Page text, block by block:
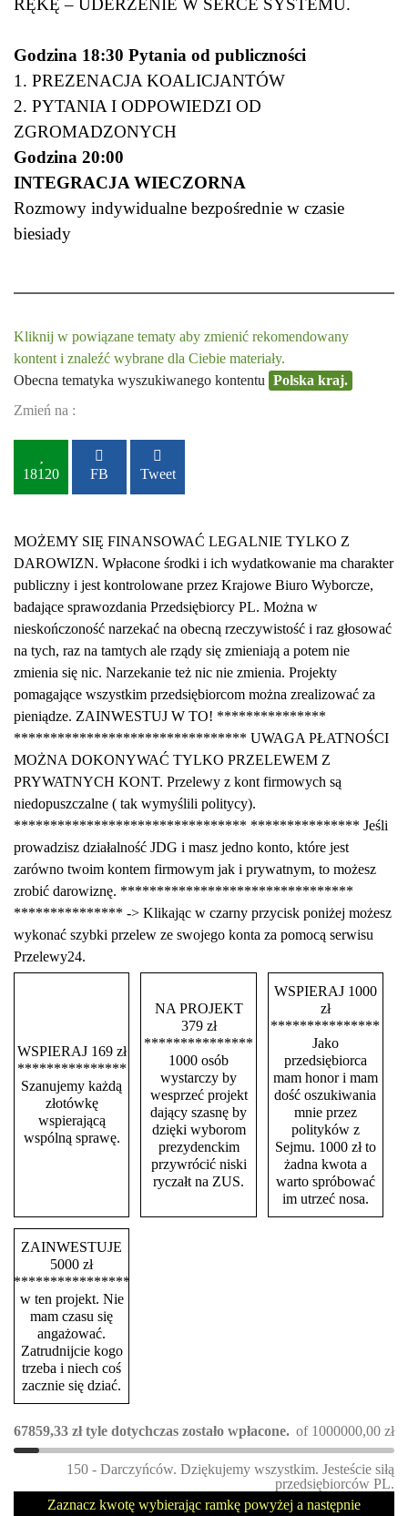
Godzina 18:30 Pytania od publiczności
1. PREZENACJA KOALICJANTÓW
2. PYTANIA I ODPOWIEDZI OD
ZGROMADZONYCH
Godzina 20:00
INTEGRACJA WIECZORNA
Rozmowy indywidualne bezpośrednie w czasie
biesiady
Kliknij w powiązane tematy aby zmienić rekomendowany
kontent i znaleźć wybrane dla Ciebie materiały.
Obecna tematyka wyszukiwanego kontentu Polska kraj.
Zmień na :
18120 FB Tweet
MOŻEMY SIĘ FINANSOWAĆ LEGALNIE TYLKO Z
DAROWIZN. Wpłacone środki i ich wydatkowanie ma charakter
publiczny i jest kontrolowane przez Krajowe Biuro Wyborcze,
badające sprawozdania Przedsiębiorcy PL. Można w
nieskończoność narzekać na obecną rzeczywistość i raz głosować
na tych, raz na tamtych ale rządy się zmieniają a potem nie
zmienia się nic. Narzekanie też nic nie zmienia. Projekty
pomagające wszystkim przedsiębiorcom można zrealizować za
pieniądze. ZAINWESTUJ W TO! ***************
******************************** UWAGA PŁATNOŚCI
MOŻNA DOKONYWAĆ TYLKO PRZELEWEM Z
PRYWATNYCH KONT. Przelewy z kont firmowych są
niedopuszczalne ( tak wymyślili politycy).
******************************** *************** Jeśli
prowadzisz działalność JDG i masz jedno konto, które jest
zarówno twoim kontem firmowym jak i prywatnym, to możesz
zrobić darowiznę. ********************************
*************** -> Klikając w czarny przycisk poniżej możesz
wykonać szybki przelew ze swojego konta za pomocą serwisu
Przelewy24.
WSPIERAJ 169 zł
***************
Szanujemy każdą
złotówkę
wspierającą
wspólną sprawę.
NA PROJEKT
379 zł
***************
1000 osób
wystarczy by
wesprzeć projekt
dający szasnę by
dzięki wyborom
prezydenckim
przywrócić niski
ryczałt na ZUS.
WSPIERAJ 1000
zł
***************
Jako
przedsiębiorca
mam honor i mam
dość oszukiwania
mnie przez
polityków z
Sejmu. 1000 zł to
żadna kwota a
warto spróbować
im utrzeć nosa.
ZAINWESTUJE
5000 zł
****************
w ten projekt. Nie
mam czasu się
angażować.
Zatrudnijcie kogo
trzeba i niech coś
zacznie się dziać.
67859,33 zł tyle dotychczas zostało wpłacone. of 1000000,00 zł
150 - Darczyńców. Dziękujemy wszystkim. Jesteście siłą
przedsiębiorców PL.
Zaznacz kwotę wybierając ramkę powyżej a następnie